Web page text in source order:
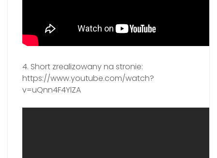
4. Short zrealizowany na stronie:
https://www.youtube.com/watch?
v=uQnn4F4YlZA